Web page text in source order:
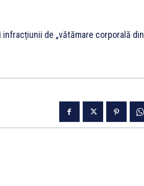
de „vătămare corporală din